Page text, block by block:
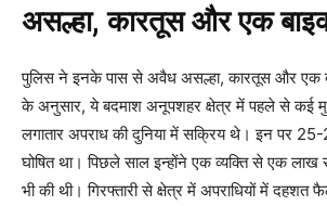
असल्हा, कारतूस और एक
पुलिस ने इनके पास से अवैध असल्हा, कारतूस और एक
के अनुसार, ये बदमाश अनूपशहर क्षेत्र में पहले से कई
लगातार अपराध की दुनिया में सक्रिय थे। इन पर
घोषित था। पिछले साल इन्होंने एक व्यक्ति से एक लाख
भी की थी। गिरफ्तारी से क्षेत्र में अपराधियों में